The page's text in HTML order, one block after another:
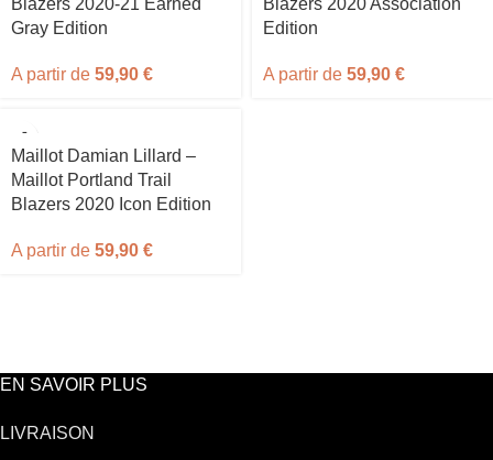
Blazers 2020-21 Earned
Gray Edition
A partir de 59,90 €
Blazers 2020 Association
Edition
A partir de 59,90 €
Maillot Damian Lillard –
Maillot Portland Trail
Blazers 2020 Icon Edition
A partir de 59,90 €
EN SAVOIR PLUS
LIVRAISON